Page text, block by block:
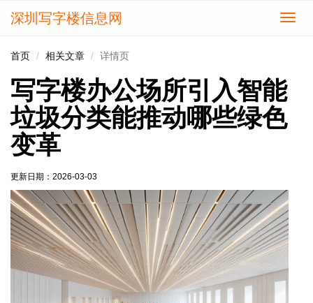
切
深圳写字楼信息网
首页 相关文章 详情页
写字楼办公场所引入智能
垃圾分类能推动哪些绿色
变革
更新日期： 2026-03-03